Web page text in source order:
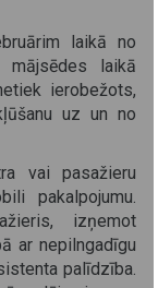
laikā no
laikā
ierobežots,
uz un no
vai pasažieru
pakalpojumu.
izņemot
ar nepilngadīgu
palīdzība.